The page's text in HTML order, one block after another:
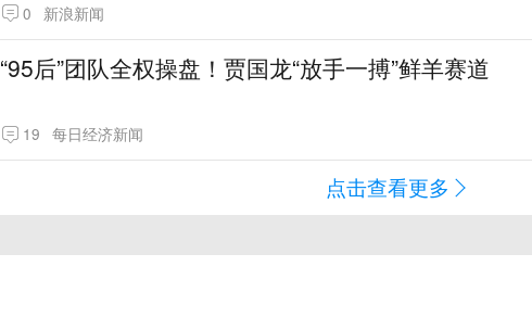
0 新浪新闻
“95后”团队全权操盘！贾国龙“放手一搏”鲜羊赛道
19 每日经济新闻
点击查看更多